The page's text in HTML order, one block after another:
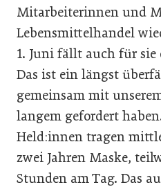
Mitarbeiterinnen und
Lebensmittelhandel
1. Juni fällt auch für
Das ist ein längst
gemeinsam mit
langem gefordert
Held:innen tragen
zwei Jahren Maske,
Stunden am Tag. Das